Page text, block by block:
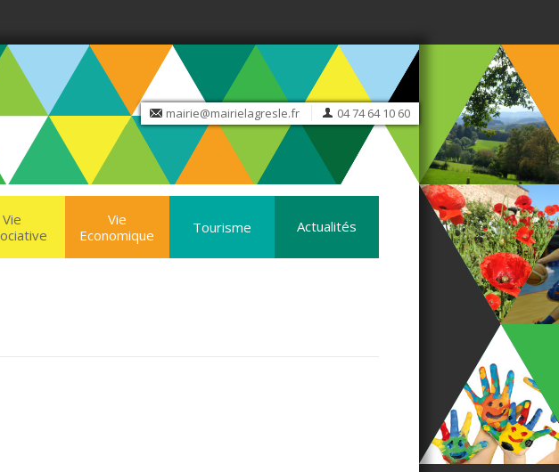
mairie@mairielagresle.fr 04 74 64 10 60
Vie
Vie
Economique
Tourisme Actualités